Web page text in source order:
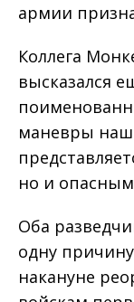
армии
Коллега
высказался
маневры
но и
Оба
одну
накануне